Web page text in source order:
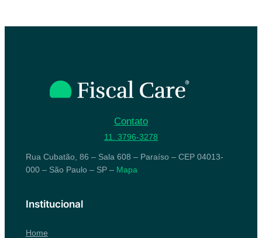
Contato
11. 3796-3278
Rua Cubatão, 86 – Sala 608 – Paraíso – CEP 04013-
000 – São Paulo – SP – Mapa
Institucional
Home